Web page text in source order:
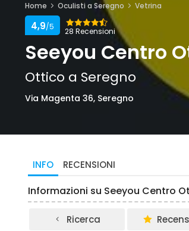
Home Oculisti a Seregno Vetrina
28 Recensioni
4,9/5
Seeyou Centro
Ottico a Seregno
Via Magenta 36, Seregno
INFO RECENSIONI
Informazioni su Seeyou Centro
Ricerca